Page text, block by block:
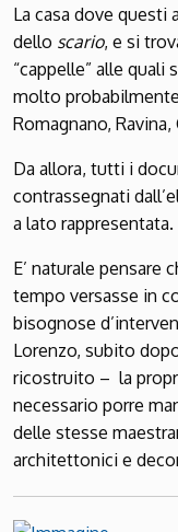
La casa dove questi
dello scario, e si
“cappelle” alle quali
molto
Romagnano, Ravina,
Da allora, tutti i
contrassegnati
a lato rappresentata.
E’ naturale pensare
tempo versasse in
bisognose
Lorenzo, subito
ricostruito – la
necessario porre
delle stesse
architettonici e